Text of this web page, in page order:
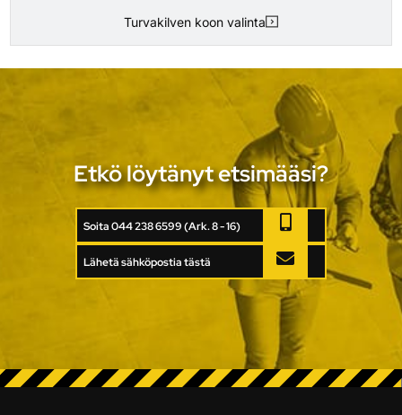
Turvakilven koon valinta
Etkö löytänyt etsimääsi?
Soita 044 238 6599 (Ark. 8 - 16)
Lähetä sähköpostia tästä